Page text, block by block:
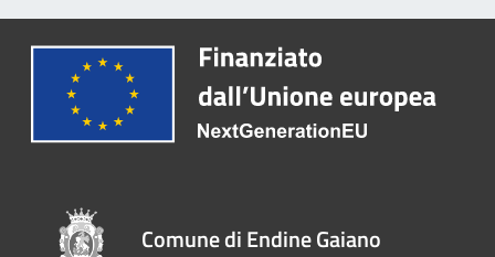
Comune di Endine Gaiano